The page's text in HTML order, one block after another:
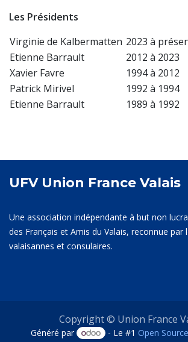
Les Présidents
Virginie de Kalbermatten 2023 à
Etienne Barrault
2012 à 2023
Xavier Favre
1994 à 2012
Patrick Mirivel
1992 à 1994
Etienne Barrault
1989 à 1992
UFV Union France Valais
Une association indépendante à but non
des Français et Amis du Valais, reconnue par
valaisannes et consulaires.
Copyright © Union France
Généré par - Le #1 Open